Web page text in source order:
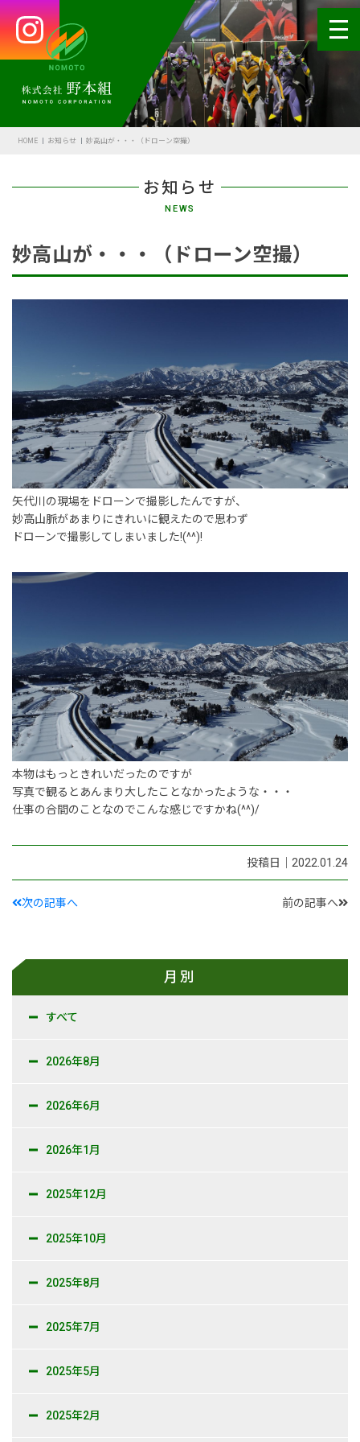
お知らせ
NEWS
HOME お知らせ 妙高山が・・・（ドローン空撮）
妙高山が・・・（ドローン空撮）
矢代川の現場をドローンで撮影したんですが、
妙高山脈があまりにきれいに観えたので思わず
ドローンで撮影してしまいました!(^^)!
本物はもっときれいだったのですが
写真で観るとあんまり大したことなかったような・・・
仕事の合間のことなのでこんな感じですかね(^^)/
投稿日｜2022.01.24
次の記事へ 前の記事へ
月別
すべて
2026年8月
2026年6月
2026年1月
2025年12月
2025年10月
2025年8月
2025年7月
2025年5月
2025年2月
HOME
代表あいさつ
会社概要・沿革
受賞歴
アクセス
事業内容
土木部門
建築部門
融雪部門
アグリ事業部
野本組紹介MOVIE
社員紹介・インタビュー
新卒採用情報
一般採用 野本組
お問い合わせ